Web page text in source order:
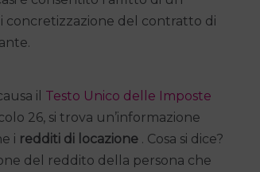
concretizzazione del contratto di
il Testo Unico delle Imposte
26, si trova un’informazione
i redditi di locazione . Cosa si dice?
del reddito della persona che